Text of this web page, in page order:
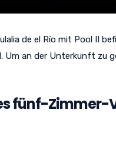
de el Río mit Pool II
Um an der Unterkunft zu
fünf-Zimmer-